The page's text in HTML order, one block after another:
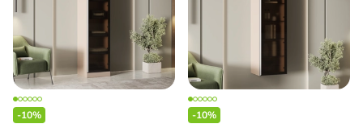
-10% -10%